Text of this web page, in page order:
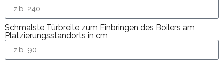
Schmalste Türbreite zum Einbringen des Boilers am
Platzierungsstandorts in cm